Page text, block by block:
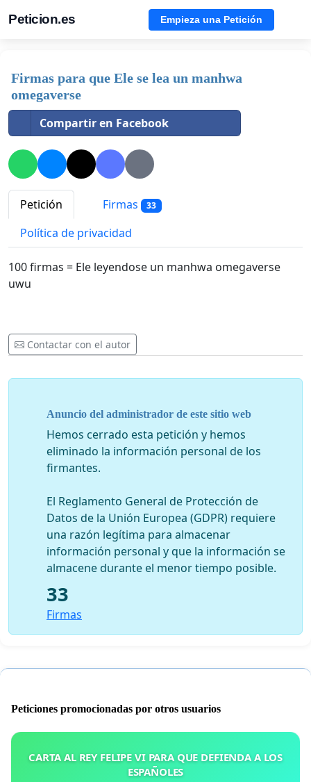
Peticion.es Empieza una Petición
Firmas para que Ele se lea un manhwa
omegaverse
Compartir en Facebook
Petición Firmas 33
Política de privacidad
100 firmas = Ele leyendose un manhwa omegaverse
uwu
Contactar con el autor
Anuncio del administrador de este sitio web
Hemos cerrado esta petición y hemos
eliminado la información personal de los
firmantes.
El Reglamento General de Protección de
Datos de la Unión Europea (GDPR) requiere
una razón legítima para almacenar
información personal y que la información se
almacene durante el menor tiempo posible.
33
Firmas
Peticiones promocionadas por otros usuarios
CARTA AL REY FELIPE VI PARA QUE DEFIENDA A LOS
ESPAÑOLES